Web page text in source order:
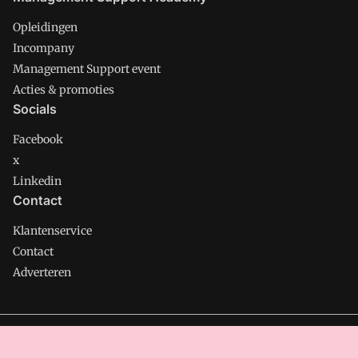
Opleidingen
Incompany
Management Support event
Acties & promoties
Socials
Facebook
x
Linkedin
Contact
Klantenservice
Contact
Adverteren